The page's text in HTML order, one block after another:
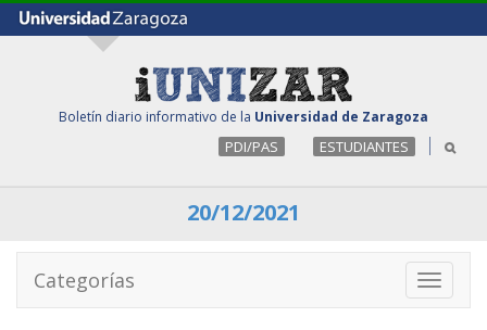
Boletín diario informativo de la Universidad de Zaragoza
PDI/PAS ESTUDIANTES
20/12/2021
Toggle
Categorías